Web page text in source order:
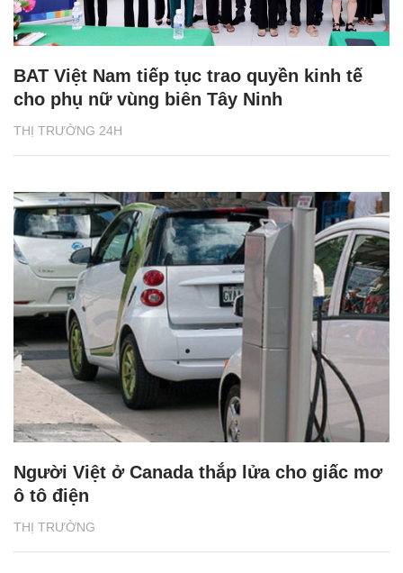
THỊ TRƯỜNG 24H
BAT Việt Nam tiếp tục trao quyền kinh tế
cho phụ nữ vùng biên Tây Ninh
THỊ TRƯỜNG
Người Việt ở Canada thắp lửa cho giấc mơ
ô tô điện